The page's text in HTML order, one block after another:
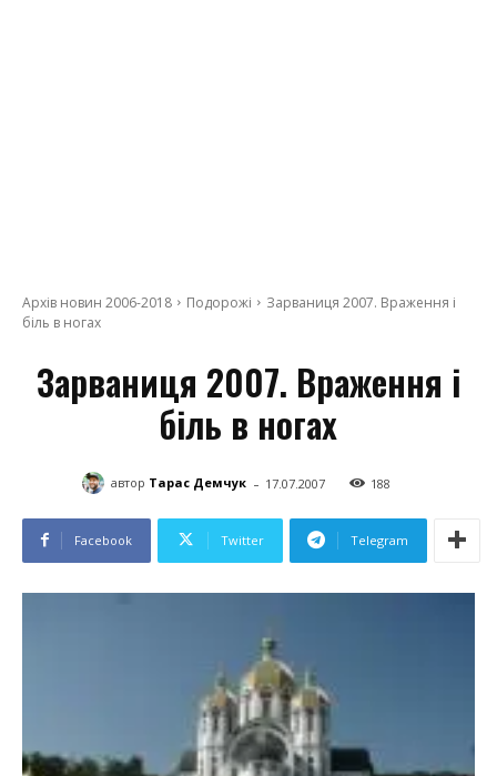
Архів новин 2006-2018 Подорожі
Зарваниця 2007. Враження і
біль в ногах
Зарваниця 2007. Враження і
біль в ногах
автор Тарас Демчук - 17.07.2007 188
Facebook Twitter Telegram